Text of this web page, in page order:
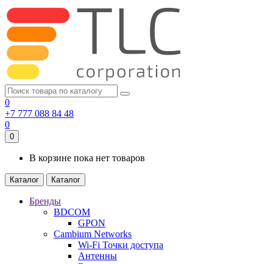
0
+7 777 088 84 48
0
0
В корзине пока нет товаров
Каталог Каталог
Бренды
BDCOM
GPON
Cambium Networks
Wi-Fi Точки доступа
Антенны